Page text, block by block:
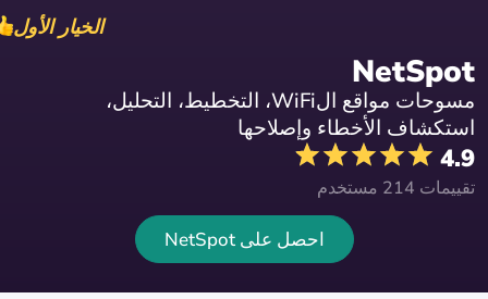
الخيار الأول
NetSpot
مسوحات مواقع الWiFi، التخطيط، التحليل،
استكشاف الأخطاء وإصلاحها
4.9
تقييمات 214 مستخدم
احصل على NetSpot